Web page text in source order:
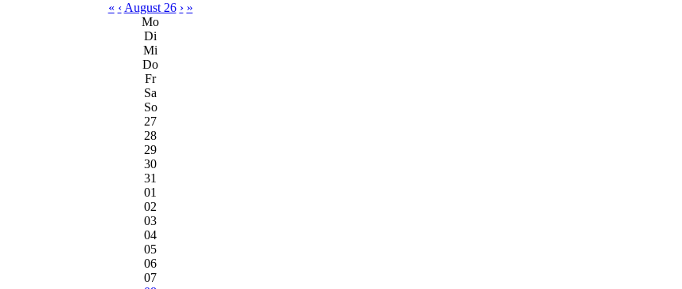
« ‹ August 26 › »
Mo
Di
Mi
Do
Fr
Sa
So
27
28
29
30
31
01
02
03
04
05
06
07